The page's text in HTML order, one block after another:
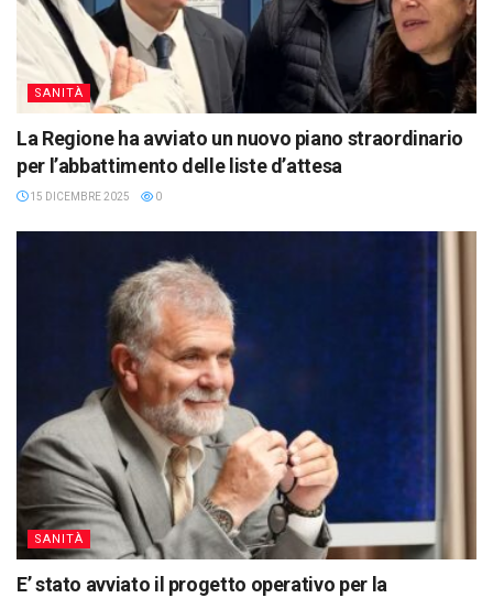
SANITÀ
La Regione ha avviato un nuovo piano straordinario
per l’abbattimento delle liste d’attesa
15 DICEMBRE 2025 0
SANITÀ
E’ stato avviato il progetto operativo per la